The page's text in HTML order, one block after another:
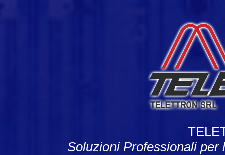
Soluzioni Professionali